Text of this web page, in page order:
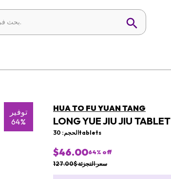
توفير
64%
HUA TO FU YUAN TANG
LONG YUE JIU JIU TABLET
الحجم: 30tablets
$46.0064% off
سعر التجزئة $127.00